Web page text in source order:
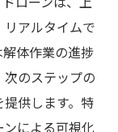
アルタイムで
体作業の進捗
のステップの
供します。特
による可視化